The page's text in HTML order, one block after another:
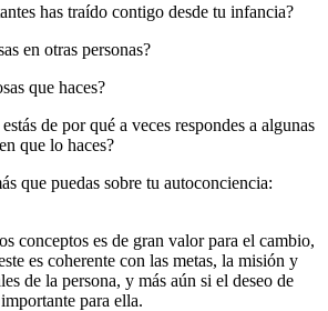
has traído contigo desde tu infancia?
en otras personas?
que haces?
de por qué a veces respondes a algunas
que lo haces?
que puedas sobre tu autoconciencia:
conceptos es de gran valor para el cambio,
es coherente con las metas, la misión y
de la persona, y más aún si el deseo de
para ella.